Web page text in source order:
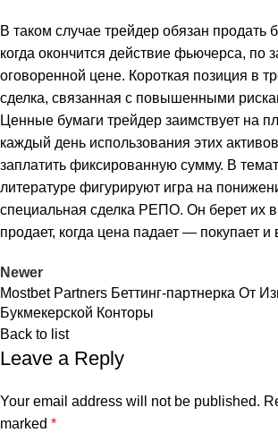
В таком случае трейдер обязан продать
когда окончится действие фьючерса, по
оговоренной цене. Короткая позиция в
сделка, связанная с повышенными
Ценные бумаги трейдер заимствует на
каждый день использования этих
заплатить фиксированную сумму. В
литературе фигурируют игра на
специальная сделка РЕПО. Он берет их в
продает, когда цена падает — покупает и
Newer
Mostbet Partners Беттинг-партнерка От
Букмекерской Конторы
Back to list
Leave a Reply
Your email address will not be published.
marked *